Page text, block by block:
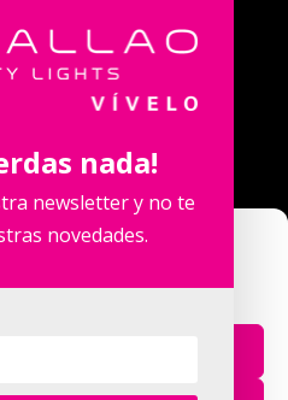
nuestro sitio web y nuestro
City Arts
nosotros
090
nada!
newsletter y no te
novedades.